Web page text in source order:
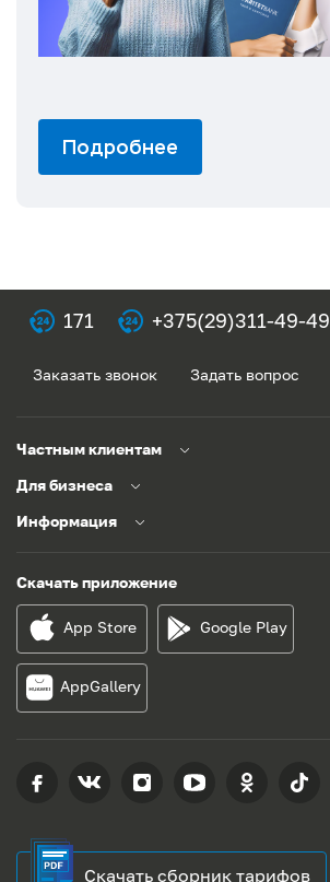
Подробнее
171 +375(29)311-49-49
Заказать звонок Задать вопрос
Частным клиентам
Для бизнеса
Информация
Скачать приложение
App Store Google Play
AppGallery
Скачать сборник тарифов